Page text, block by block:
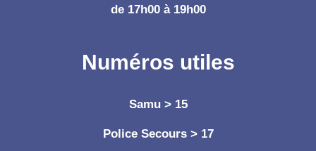
de 17h00 à 19h00
Numéros utiles
Samu > 15
Police Secours > 17